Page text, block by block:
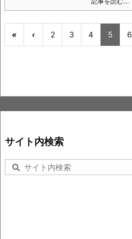
« ‹ 2 3 4 5 6
サイト内検索